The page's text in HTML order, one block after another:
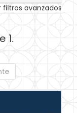
filtros avanzados
1.